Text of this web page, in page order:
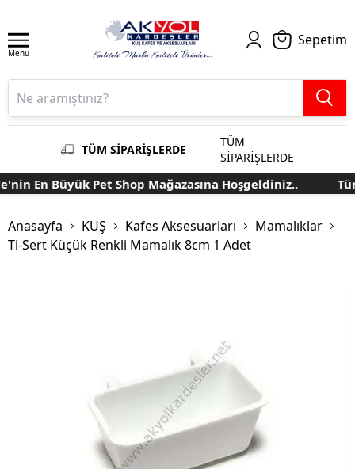
Menu
Sepetim
TÜM SİPARİŞLERDE
TÜM
SİPARİŞLERDE
En Büyük Pet Shop Mağazasına Hoşgeldiniz..
Anasayfa KUŞ Kafes Aksesuarları
Mamalıklar
Ti-Sert Küçük Renkli Mamalık 8cm 1 Adet